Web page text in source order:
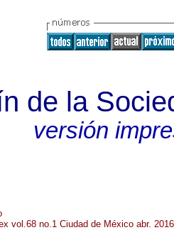
de la
versión
vol.68 no.1 Ciudad de México abr. 2016